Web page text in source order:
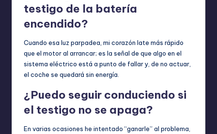
testigo de la batería
encendido?
Cuando esa luz parpadea, mi corazón late más rápido
que el motor al arrancar; es la señal de que algo en el
sistema eléctrico está a punto de fallar y, de no actuar,
el coche se quedará sin energía.
¿Puedo seguir conduciendo si
el testigo no se apaga?
En varias ocasiones he intentado “ganarle” al problema,